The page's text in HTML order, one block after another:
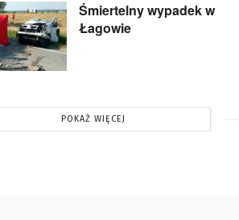
Śmiertelny wypadek w
Łagowie
POKAŻ WIĘCEJ